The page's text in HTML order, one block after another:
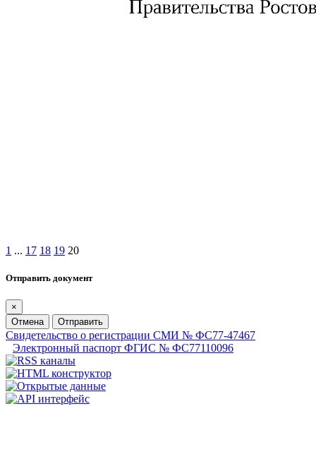
1 ... 17 18 19 20
Отправить документ
×
Отмена
Отправить
Свидетельство о регистрации СМИ № ФС77-47467
Электронный паспорт ФГИС № ФС77110096